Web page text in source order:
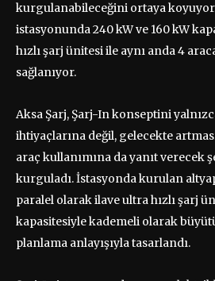
kurgulanabileceğini ortaya
istasyonunda 240 kW ve 160 kW
hızlı şarj ünitesi ile aynı anda 4
sağlanıyor.
Aksa Şarj, Şarj-In konseptini
ihtiyaçlarına değil, gelecekte
araç kullanımına da yanıt verecek
kurguladı. İstasyonda kurulan
paralel olarak ilave ultra hızlı şarj
kapasitesiyle kademeli olarak
planlama anlayışıyla tasarlandı.